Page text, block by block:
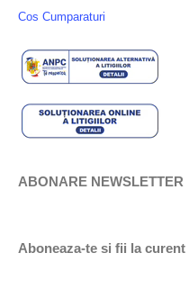
Cos Cumparaturi
ABONARE NEWSLETTER
Aboneaza-te si fii la